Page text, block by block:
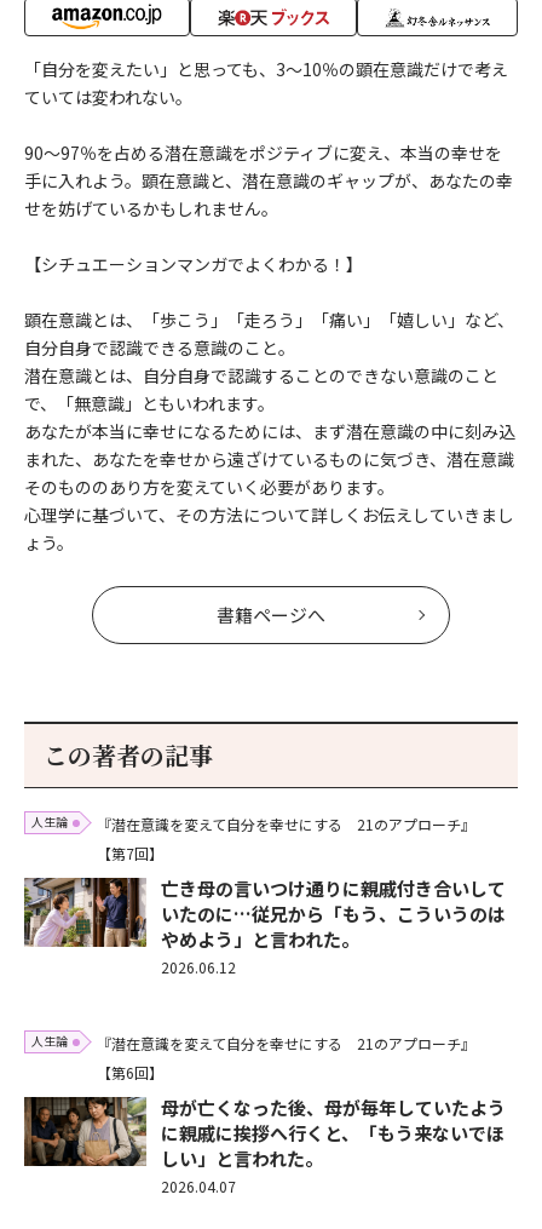
「自分を変えたい」と思っても、3～10％の顕在意識だけで考え
ていては変われない。
90～97％を占める潜在意識をポジティブに変え、本当の幸せを
手に入れよう。顕在意識と、潜在意識のギャップが、あなたの幸
せを妨げているかもしれません。
【シチュエーションマンガでよくわかる！】
顕在意識とは、「歩こう」「走ろう」「痛い」「嬉しい」など、
自分自身で認識できる意識のこと。
潜在意識とは、自分自身で認識することのできない意識のこと
で、「無意識」ともいわれます。
あなたが本当に幸せになるためには、まず潜在意識の中に刻み込
まれた、あなたを幸せから遠ざけているものに気づき、潜在意識
そのもののあり方を変えていく必要があります。
心理学に基づいて、その方法について詳しくお伝えしていきまし
ょう。
書籍ページへ
この著者の記事
人生論
『潜在意識を変えて自分を幸せにする 21のアプローチ』
【第7回】
亡き母の言いつけ通りに親戚付き合いして
いたのに…従兄から「もう、こういうのは
やめよう」と言われた。
2026.06.12
人生論
『潜在意識を変えて自分を幸せにする 21のアプローチ』
【第6回】
母が亡くなった後、母が毎年していたよう
に親戚に挨拶へ行くと、「もう来ないでほ
しい」と言われた。
2026.04.07